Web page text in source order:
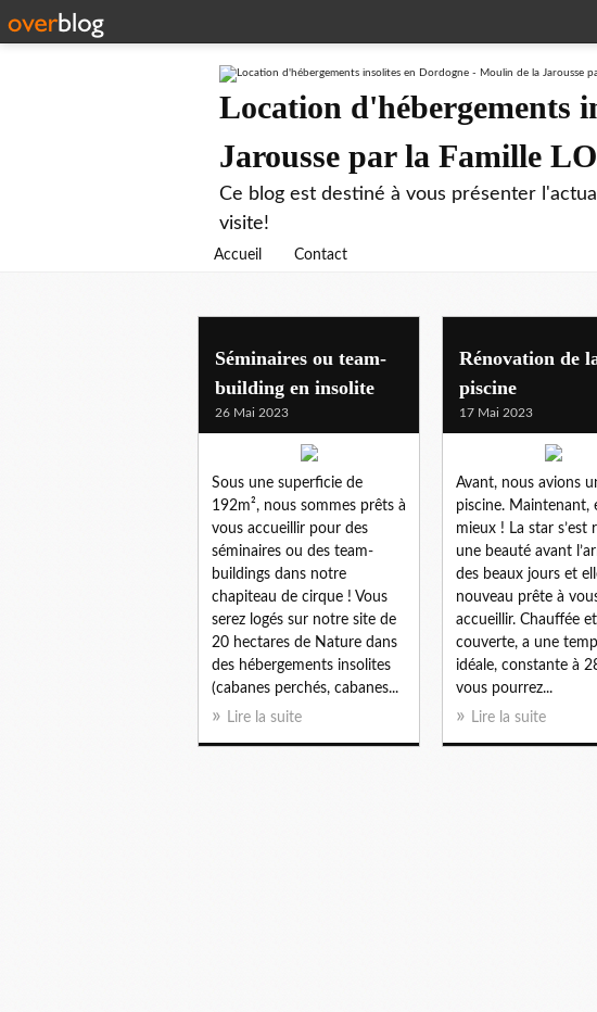
Location d'hébergements
Jarousse par la Famille
Ce blog est destiné à vous présenter
visite!
Accueil Contact
Séminaires ou team-
building en insolite
26 Mai 2023
Sous une superficie de
192m², nous sommes prêts à
vous accueillir pour des
séminaires ou des team-
buildings dans notre
chapiteau de cirque ! Vous
serez logés sur notre site de
20 hectares de Nature dans
des hébergements insolites
(cabanes perchés, cabanes...
Lire la suite
Rénovation de
piscine
17 Mai 2023
Avant, nous avions
piscine. Maintenant,
mieux ! La star s’est
une beauté avant
des beaux jours et
nouveau prête à
accueillir. Chauffée et
couverte, a une
idéale, constante à
vous pourrez...
Lire la suite